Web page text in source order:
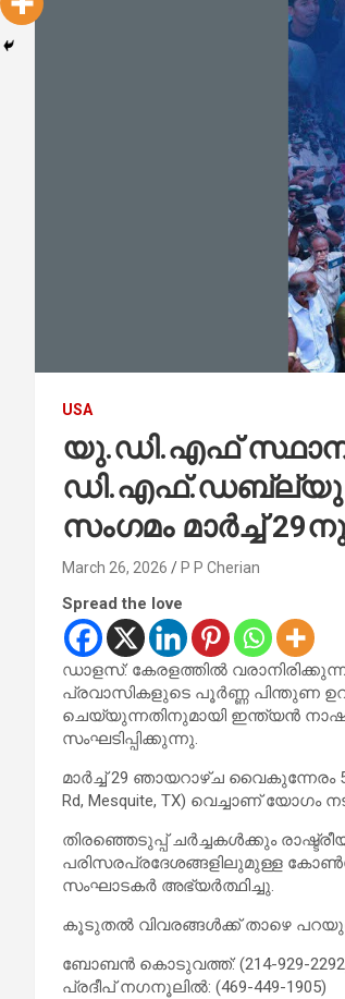
USA
യു.ഡി.എഫ്
ഡി.എഫ്.ഡബ്ല്യു
സംഗമം മാർച്ച് 29നു
March 26, 2026 P P Cherian
Spread the love
ഡാളസ്: കേരളത്തിൽ
പ്രവാസികളുടെ പൂർണ്ണ പിന്തുണ
ചെയ്യുന്നതിനുമായി ഇന്ത്യൻ
സംഘടിപ്പിക്കുന്നു.
മാർച്ച് 29 ഞായറാഴ്ച വൈകുന്നേരം
Rd, Mesquite, TX) വെച്ചാണ് യോഗം
തിരഞ്ഞെടുപ്പ് ചർച്ചകൾക്കും
പരിസരപ്രദേശങ്ങളിലുമുള്ള
സംഘാടകർ അഭ്യർത്ഥിച്ചു.
കൂടുതൽ വിവരങ്ങൾക്ക് താഴെ
ബോബൻ കൊടുവത്ത്: (214-929-
പ്രദീപ് നഗനൂലിൽ: (469-449-1905)